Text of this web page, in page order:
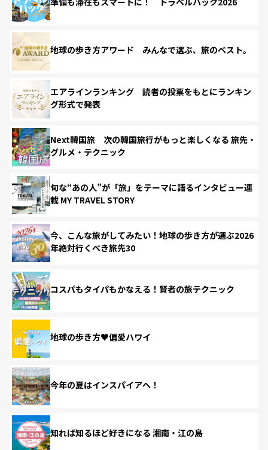
地球の歩き方アワード みんなで選ぶ、旅のベスト。
エアラインランキング 読者の投票をもとにランキン
グ形式で発表
Next韓国旅 次の韓国旅行がもっと楽しくなる 旅先・
グルメ・テクニック
旬な“あの人”が「旅」をテーマに語るインタビュー連
載 MY TRAVEL STORY
今、こんな旅がしてみたい！地球の歩き方が選ぶ2026
年絶対行くべき旅先30
コスパもタイパもかなえる！賢者の旅テクニック
地球の歩き方♥偏愛ハワイ
今年の夏はインスパイアへ！
知れば知るほど好きになる 湘南・江の島